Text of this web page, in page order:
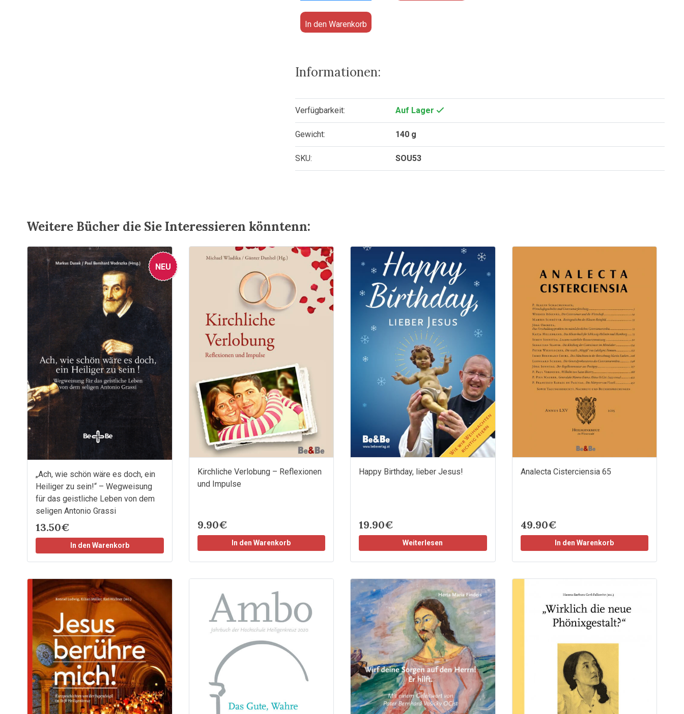
In den Warenkorb
Informationen:
Verfügbarkeit: Auf Lager
Gewicht: 140 g
SKU: SOU53
Weitere Bücher die Sie Interessieren könntenn:
NEU
„Ach, wie schön wäre es doch, ein
Heiliger zu sein!“ – Wegweisung
für das geistliche Leben von dem
seligen Antonio Grassi
13.50€
In den Warenkorb
Kirchliche Verlobung – Reflexionen
und Impulse
9.90€
In den Warenkorb
Happy Birthday, lieber Jesus!
19.90€
Weiterlesen
Analecta Cisterciensia 65
49.90€
In den Warenkorb